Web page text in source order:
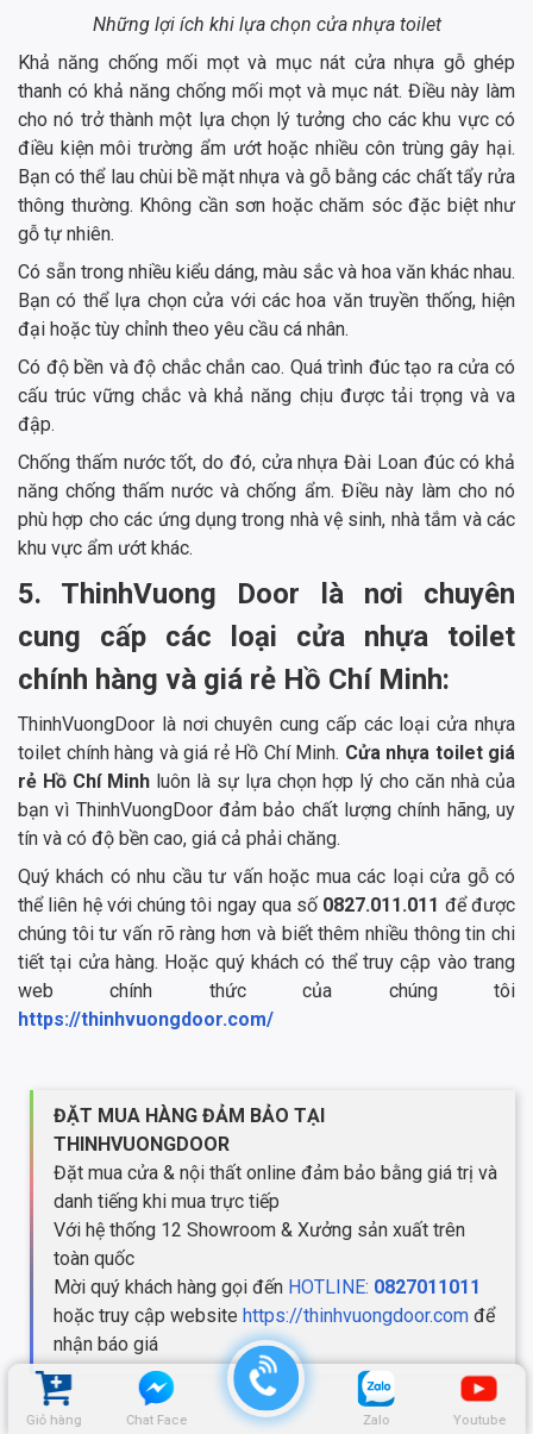
Giỏ hàng Chat Face Zalo Youtube
Những lợi ích khi lựa chọn cửa nhựa toilet
Khả năng chống mối mọt và mục nát cửa nhựa gỗ ghép
thanh có khả năng chống mối mọt và mục nát. Điều này làm
cho nó trở thành một lựa chọn lý tưởng cho các khu vực có
điều kiện môi trường ẩm ướt hoặc nhiều côn trùng gây hại.
Bạn có thể lau chùi bề mặt nhựa và gỗ bằng các chất tẩy rửa
thông thường. Không cần sơn hoặc chăm sóc đặc biệt như
gỗ tự nhiên.
Có sẵn trong nhiều kiểu dáng, màu sắc và hoa văn khác nhau.
Bạn có thể lựa chọn cửa với các hoa văn truyền thống, hiện
đại hoặc tùy chỉnh theo yêu cầu cá nhân.
Có độ bền và độ chắc chắn cao. Quá trình đúc tạo ra cửa có
cấu trúc vững chắc và khả năng chịu được tải trọng và va
đập.
Chống thấm nước tốt, do đó, cửa nhựa Đài Loan đúc có khả
năng chống thấm nước và chống ẩm. Điều này làm cho nó
phù hợp cho các ứng dụng trong nhà vệ sinh, nhà tắm và các
khu vực ẩm ướt khác.
5. ThinhVuong Door là nơi chuyên
cung cấp các loại cửa nhựa toilet
chính hàng và giá rẻ Hồ Chí Minh:
ThinhVuongDoor là nơi chuyên cung cấp các loại cửa nhựa
toilet chính hàng và giá rẻ Hồ Chí Minh. Cửa nhựa toilet giá
rẻ Hồ Chí Minh luôn là sự lựa chọn hợp lý cho căn nhà của
bạn vì ThinhVuongDoor đảm bảo chất lượng chính hãng, uy
tín và có độ bền cao, giá cả phải chăng.
Quý khách có nhu cầu tư vấn hoặc mua các loại cửa gỗ có
thể liên hệ với chúng tôi ngay qua số 0827.011.011 để được
chúng tôi tư vấn rõ ràng hơn và biết thêm nhiều thông tin chi
tiết tại cửa hàng. Hoặc quý khách có thể truy cập vào trang
web chính thức của chúng tôi
https://thinhvuongdoor.com/
ĐẶT MUA HÀNG ĐẢM BẢO TẠI
THINHVUONGDOOR
Đặt mua cửa & nội thất online đảm bảo bằng giá trị và
danh tiếng khi mua trực tiếp
Với hệ thống 12 Showroom & Xưởng sản xuất trên
toàn quốc
Mời quý khách hàng gọi đến HOTLINE: 0827011011
hoặc truy cập website https://thinhvuongdoor.com để
nhận báo giá